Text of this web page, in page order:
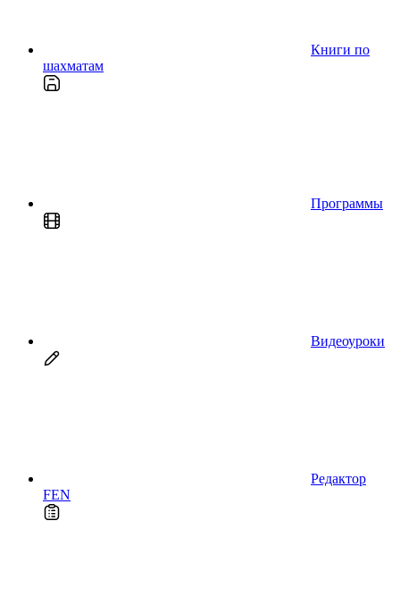
Книги по
шахматам
Программы
Видеоуроки
Редактор
FEN